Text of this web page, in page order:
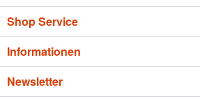
Shop Service
Informationen
Newsletter